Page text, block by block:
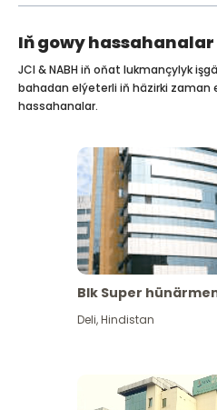
Iň gowy hassahanalar
JCI & NABH iň oňat lukmançylyk
bahadan elýeterli iň häzirki zaman
hassahanalar.
Blk Super
Deli,Hindistan